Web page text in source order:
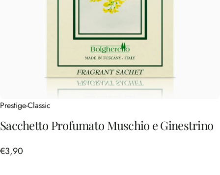
Prestige-Classic
Sacchetto Profumato Muschio eGinestrino
€3,90